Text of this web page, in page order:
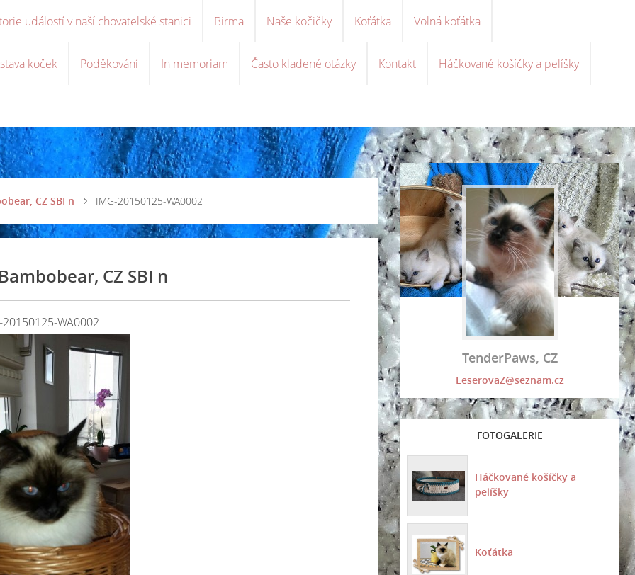
událostí v naší chovatelské stanici Birma Naše kočičky Koťátka Volná koťátka
koček Poděkování In memoriam Často kladené otázky Kontakt Háčkované košíčky a pelíšky
CZ SBI n IMG-20150125-WA0002
CZ SBI n
WA0002
TenderPaws, CZ
LeserovaZ@seznam.cz
FOTOGALERIE
Háčkované košíčky a
pelíšky
Koťátka